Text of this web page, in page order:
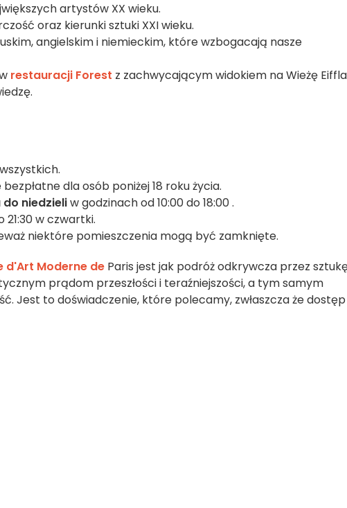
artystów XX wieku.
oraz kierunki sztuki XXI wieku.
angielskim i niemieckim, które wzbogacają nasze
restauracji Forest z zachwycającym widokiem na Wieżę
dla osób poniżej 18 roku życia.
niedzieliw godzinach od 10:00 do 18:00 .
w czwartki.
niektóre pomieszczenia mogą być zamknięte.
d'Art Moderne de Paris jest jak podróż odkrywcza przez
prądom przeszłości i teraźniejszości, a tym samym
Jest to doświadczenie, które polecamy, zwłaszcza że